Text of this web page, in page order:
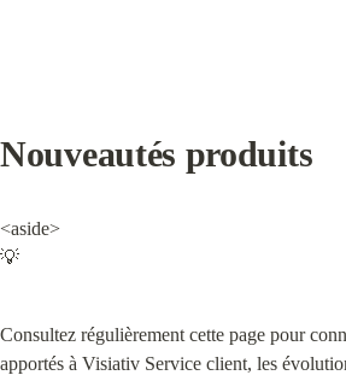
Nouveautés produits
<aside>
💡
Consultez régulièrement cette page pour
apportés à Visiativ Service client, les